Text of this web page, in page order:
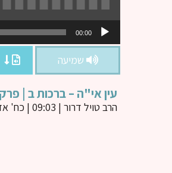
אודיו
00:00
שמיעה
עין אי"ה – ברכות ב | פרק
הרב טויל דרור | 09:03 | כח' אדר ב תשפ"ד